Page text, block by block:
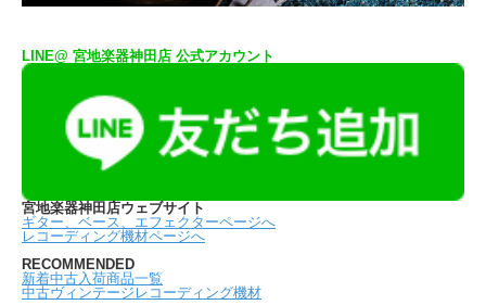
LINE@ 宮地楽器神田店 公式アカウント
宮地楽器神田店ウェブサイト
ギター、ベース、エフェクターページへ
レコーディング機材ページへ
RECOMMENDED
新着中古入荷商品一覧
中古ヴィンテージレコーディング機材